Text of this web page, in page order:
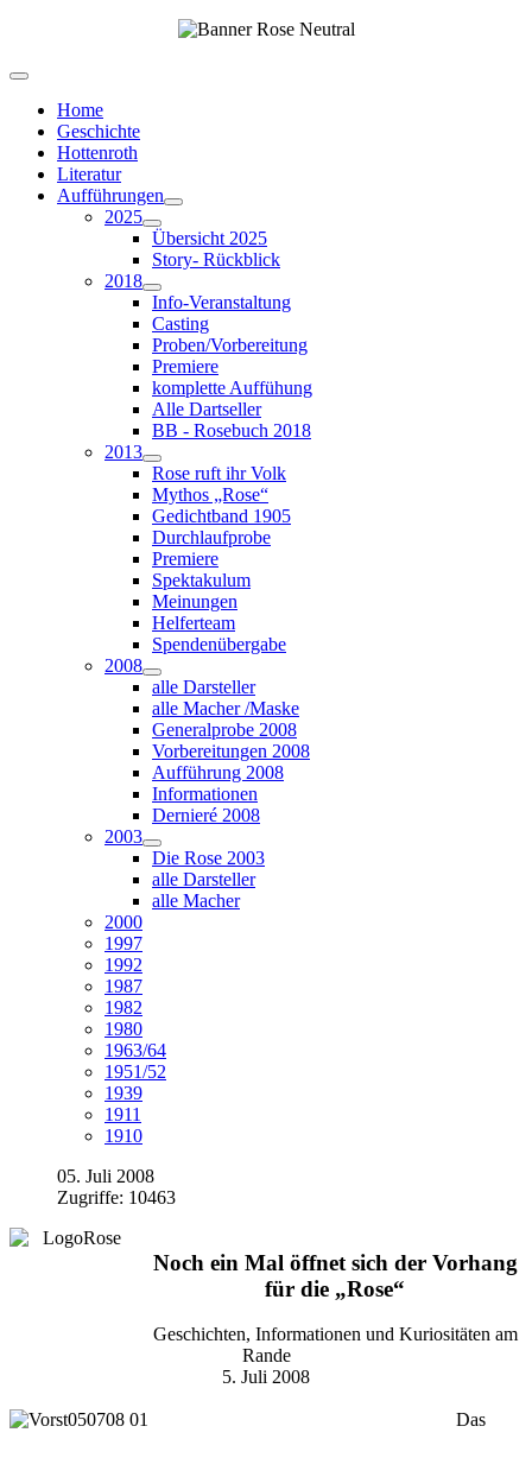
Home
Geschichte
Hottenroth
Literatur
Aufführungen
2025
Übersicht 2025
Story- Rückblick
2018
Info-Veranstaltung
Casting
Proben/Vorbereitung
Premiere
komplette Auffühung
Alle Dartseller
BB - Rosebuch 2018
2013
Rose ruft ihr Volk
Mythos „Rose“
Gedichtband 1905
Durchlaufprobe
Premiere
Spektakulum
Meinungen
Helferteam
Spendenübergabe
2008
alle Darsteller
alle Macher /Maske
Generalprobe 2008
Vorbereitungen 2008
Aufführung 2008
Informationen
Dernieré 2008
2003
Die Rose 2003
alle Darsteller
alle Macher
2000
1997
1992
1987
1982
1980
1963/64
1951/52
1939
1911
1910
05. Juli 2008
Zugriffe: 10463
Noch ein Mal öffnet sich der Vorhang
für die „Rose“
Geschichten, Informationen und Kuriositäten am
Rande
5. Juli 2008
Das